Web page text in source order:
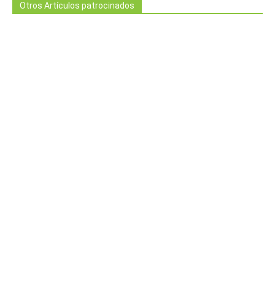
Otros Artículos patrocinados